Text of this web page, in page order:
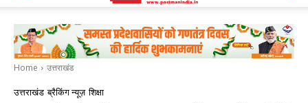
Home उत्तराखंड
उत्तराखंड ब्रैकिंग न्यूज़ शिक्षा